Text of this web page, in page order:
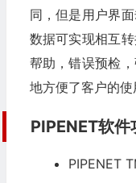
同，但是用户界
数据可实现相互
帮助，错误预检
地方便了客户的使
PIPENET软件
PIPENET